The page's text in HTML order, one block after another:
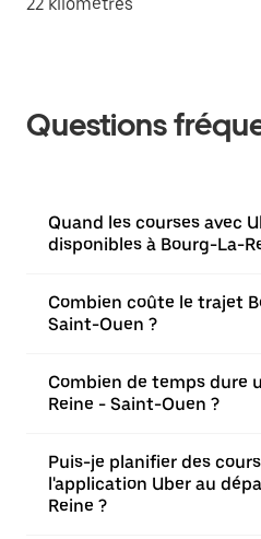
Questions
Quand les courses avec
disponibles à Bourg-La-
Combien coûte le trajet
Saint-Ouen ?
Combien de temps dure
Reine - Saint-Ouen ?
Puis-je planifier des
l'application Uber au
Reine ?